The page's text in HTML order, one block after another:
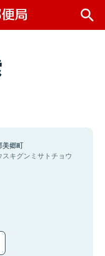
美郷町
スキグンミサトチョウ